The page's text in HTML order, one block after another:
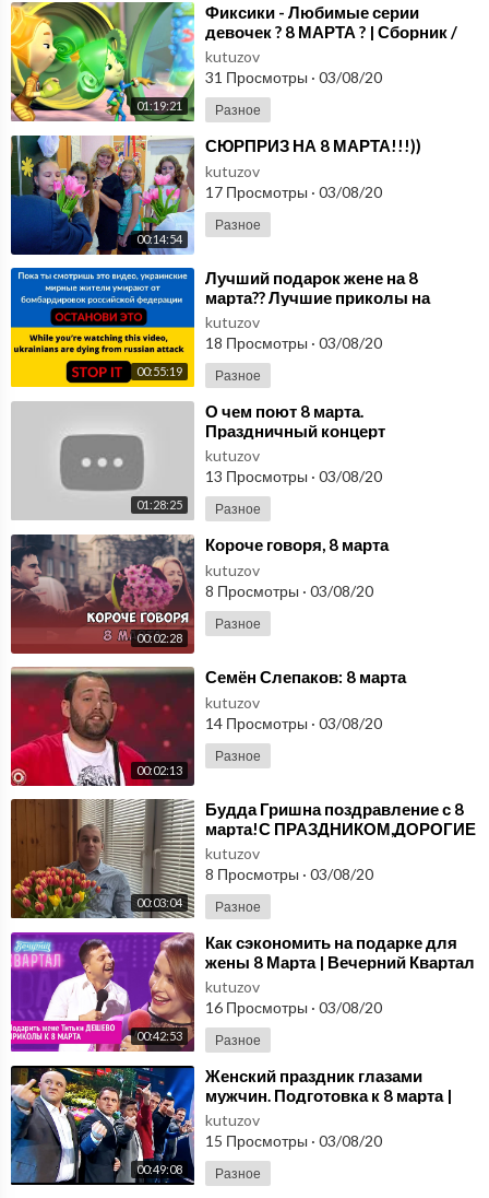
01:19:21
⁣Фиксики - Любимые серии
девочек ? 8 МАРТА ? | Сборник /
Fixiki
kutuzov
31 Просмотры · 03/08/20
Разное
00:14:54
⁣СЮРПРИЗ НА 8 МАРТА!!!))
kutuzov
17 Просмотры · 03/08/20
Разное
00:55:19
⁣Лучший подарок жене на 8
марта?? Лучшие приколы на
женский праздник | Дизель Шоу
2020
kutuzov
18 Просмотры · 03/08/20
Разное
01:28:25
⁣О чем поют 8 марта.
Праздничный концерт
kutuzov
13 Просмотры · 03/08/20
Разное
00:02:28
⁣Короче говоря, 8 марта
kutuzov
8 Просмотры · 03/08/20
Разное
00:02:13
⁣Семён Слепаков: 8 марта
kutuzov
14 Просмотры · 03/08/20
Разное
00:03:04
⁣Будда Гришна поздравление с 8
марта!С ПРАЗДНИКОМ,ДОРОГИЕ
НАШИ И ЛЮБИМЫЕ ДЕВУШКИ И
ЖЕНЩИНЫ!
kutuzov
8 Просмотры · 03/08/20
Разное
00:42:53
⁣Как сэкономить на подарке для
жены 8 Марта | Вечерний Квартал
kutuzov
16 Просмотры · 03/08/20
Разное
00:49:08
⁣Женский праздник глазами
мужчин. Подготовка к 8 марта |
Лучшие Приколы Дизель Шоу
2020
kutuzov
15 Просмотры · 03/08/20
Разное